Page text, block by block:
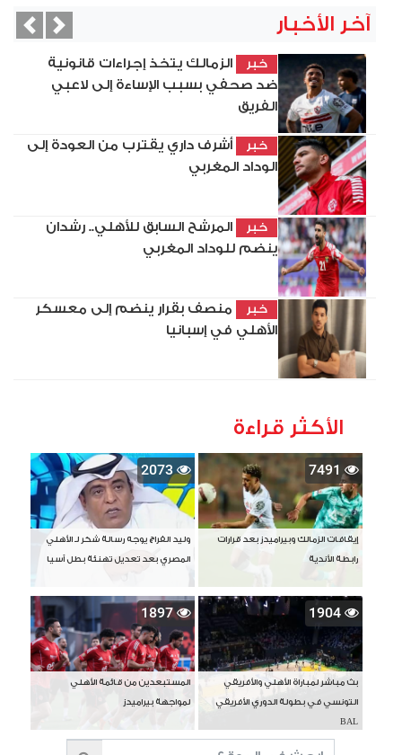
آخر الأخبار
خبر
الزمالك يتخذ إجراءات قانونية
ضد صحفي بسبب الإساءة إلى لاعبي
الفريق
خبر
أشرف داري يقترب من العودة إلى
الوداد المغربي
خبر
المرشح السابق للأهلي.. رشدان
ينضم للوداد المغربي
خبر
منصف بقرار ينضم إلى معسكر
الأهلي في إسبانيا
Next
الأكثر قراءة
7491
إيقافات الزمالك وبيراميدز بعد قرارات
رابطة الأندية
2073
وليد الفراج يوجه رسالة شكر لـ الأهلي
المصري بعد تعديل تهنئة بطل آسيا
1904
بث مباشر لمباراة الأهلي والأفريقي
التونسي في بطولة الدوري الأفريقي
BAL
1897
المستبعدين من قائمة الأهلي
لمواجهة بيراميدز